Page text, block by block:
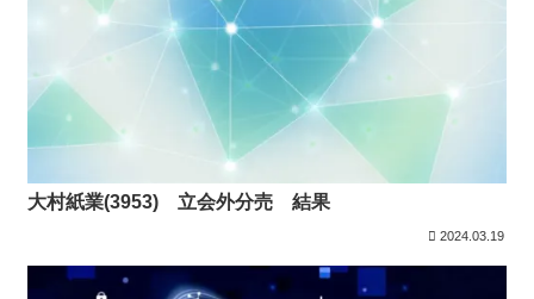
大村紙業(3953) 立会外分売 結果
2024.03.19